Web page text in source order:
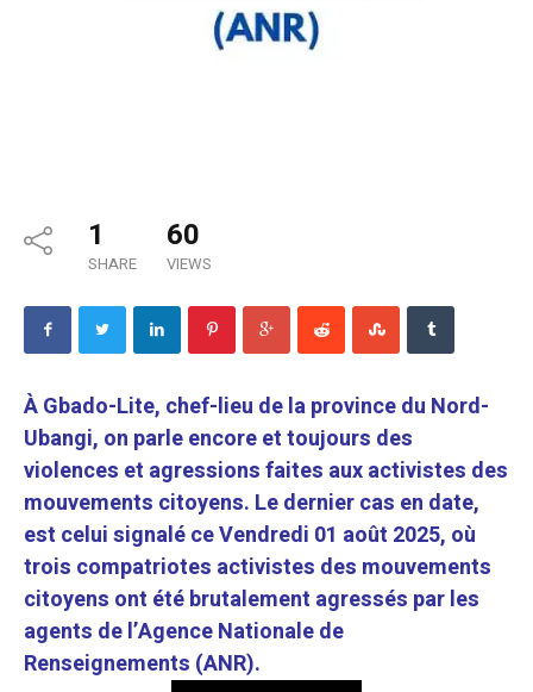
1
SHARE
60
VIEWS
À Gbado-Lite, chef-lieu de la province du Nord-
Ubangi, on parle encore et toujours des
violences et agressions faites aux activistes des
mouvements citoyens. Le dernier cas en date,
est celui signalé ce Vendredi 01 août 2025, où
trois compatriotes activistes des mouvements
citoyens ont été brutalement agressés par les
agents de l’Agence Nationale de
Renseignements (ANR).